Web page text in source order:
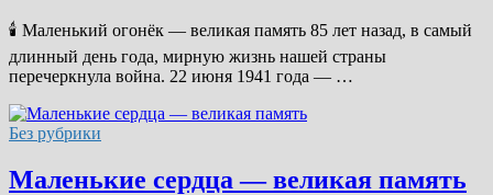
🕯 Маленький огонёк — великая память 85 лет назад, в самый
длинный день года, мирную жизнь нашей страны
перечеркнула война. 22 июня 1941 года — …
Без рубрики
Маленькие сердца — великая память